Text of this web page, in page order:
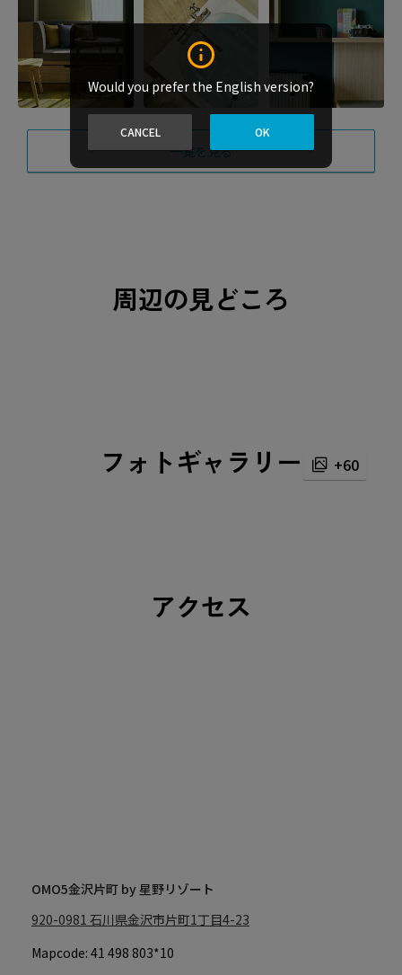
Would you prefer the English version?
CANCEL OK
一覧を見る
周辺の見どころ
フォトギャラリー +60
アクセス
OMO5金沢片町 by 星野リゾート
920-0981 石川県金沢市片町1丁目4-23
Mapcode: 41 498 803*10